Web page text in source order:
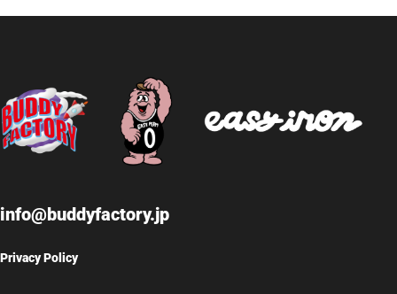
info@buddyfactory.jp
Privacy Policy